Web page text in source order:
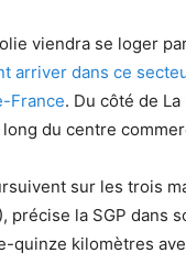
viendra se loger
arriver dans ce
France. Du côté de
du centre
sur les trois
précise la SGP dans
quinze kilomètres